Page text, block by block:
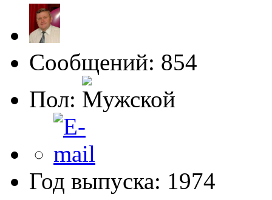
Сообщений: 854
Пол:
Год выпуска: 1974